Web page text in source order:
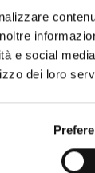
e social
dei loro